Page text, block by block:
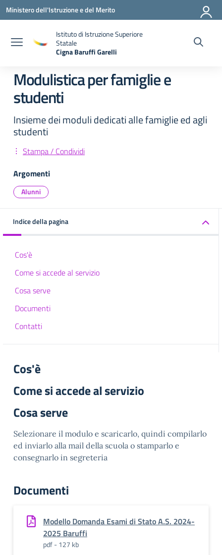
Vai ai contenuti
Vai al menu di navigazione
Vai al footer
Ministero dell'Istruzione e del Merito
Istituto di Istruzione Superiore
Statale
Cigna Baruffi Garelli
Modulistica per famiglie e
studenti
Insieme dei moduli dedicati alle famiglie ed agli
studenti
Stampa / Condividi
Argomenti
Alunni
Indice della pagina
Cos'è
Come si accede al servizio
Cosa serve
Documenti
Contatti
Cos'è
Come si accede al servizio
Cosa serve
Selezionare il modulo e scaricarlo, quindi compilarlo
ed inviarlo alla mail della scuola o stamparlo e
consegnarlo in segreteria
Documenti
Modello Domanda Esami di Stato A.S. 2024-
2025 Baruffi
pdf - 127 kb